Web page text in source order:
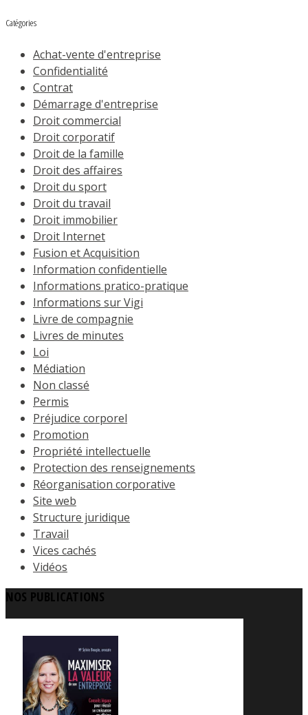
Catégories
Achat-vente d'entreprise
Confidentialité
Contrat
Démarrage d'entreprise
Droit commercial
Droit corporatif
Droit de la famille
Droit des affaires
Droit du sport
Droit du travail
Droit immobilier
Droit Internet
Fusion et Acquisition
Information confidentielle
Informations pratico-pratique
Informations sur Vigi
Livre de compagnie
Livres de minutes
Loi
Médiation
Non classé
Permis
Préjudice corporel
Promotion
Propriété intellectuelle
Protection des renseignements
Réorganisation corporative
Site web
Structure juridique
Travail
Vices cachés
Vidéos
NOS PUBLICATIONS